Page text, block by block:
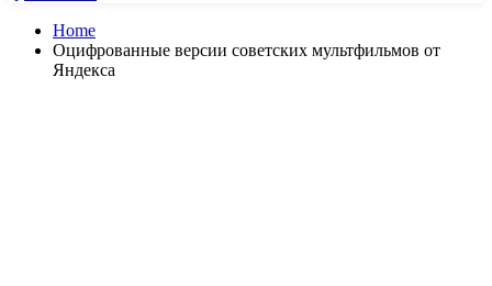
Home
Оцифрованные версии советских мультфильмов от
Яндекса